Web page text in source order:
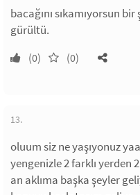
bacağını sıkamıyorsun
gürültü.
(0) (0)
13.
oluum siz ne yaşıyonuz
yengenizle 2 farklı yerden
an aklıma başka şeyler